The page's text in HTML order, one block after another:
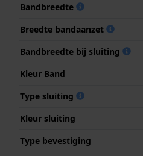
Bandbreedte
Breedte bandaanzet
Bandbreedte bij sluiting
Kleur Band
Type sluiting
Kleur sluiting
Type bevestiging